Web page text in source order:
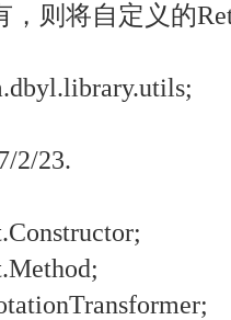
，则将自定义的
2/23.